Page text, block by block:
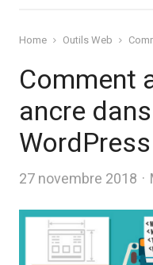
Home Outils Web
Comment
ancre
27 novembre 2018